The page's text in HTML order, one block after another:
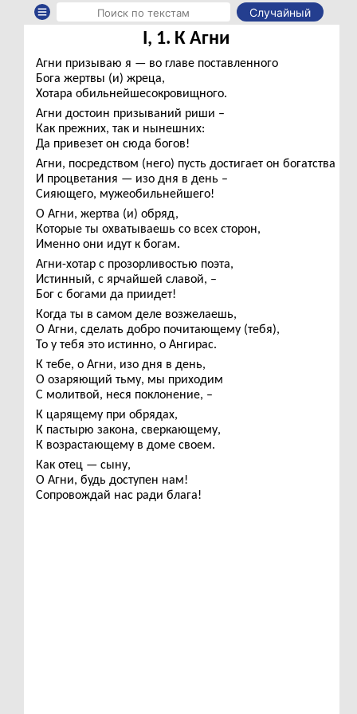
Случайный
I, 1. К Агни
Агни призываю я — во главе поставленного
Бога жертвы (и) жреца,
Хотара обильнейшесокровищного.
Агни достоин призываний риши –
Как прежних, так и нынешних:
Да привезет он сюда богов!
Агни, посредством (него) пусть достигает он богатства
И процветания — изо дня в день –
Сияющего, мужеобильнейшего!
О Агни, жертва (и) обряд,
Которые ты охватываешь со всех сторон,
Именно они идут к богам.
Агни-хотар с прозорливостью поэта,
Истинный, с ярчайшей славой, –
Бог с богами да приидет!
Когда ты в самом деле возжелаешь,
О Агни, сделать добро почитающему (тебя),
То у тебя это истинно, о Ангирас.
К тебе, о Агни, изо дня в день,
О озаряющий тьму, мы приходим
С молитвой, неся поклонение, –
К царящему при обрядах,
К пастырю закона, сверкающему,
К возрастающему в доме своем.
Как отец — сыну,
О Агни, будь доступен нам!
Сопровождай нас ради блага!